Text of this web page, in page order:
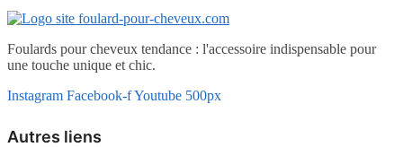
Foulards pour cheveux tendance : l'accessoire indispensable pour
une touche unique et chic.
Instagram Facebook-fYoutube 500px
Autres liens